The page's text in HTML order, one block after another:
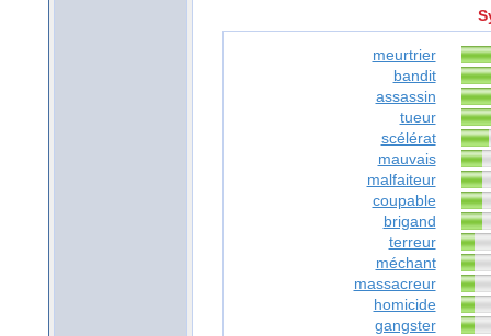
meurtrier
bandit
assassin
tueur
scélérat
mauvais
malfaiteur
coupable
brigand
terreur
méchant
massacreur
homicide
gangster